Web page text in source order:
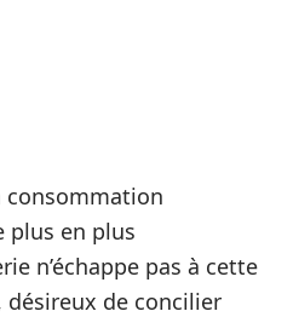
consommation
plus en plus
n’échappe pas à cette
désireux de concilier